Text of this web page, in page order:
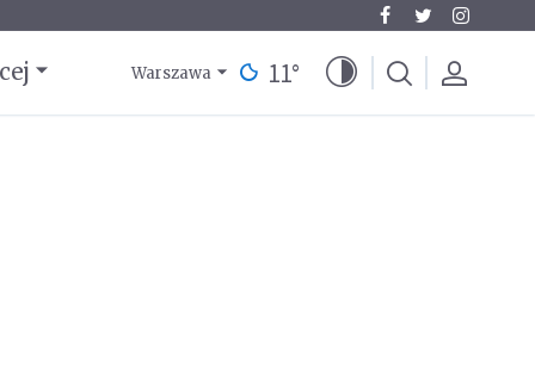
Warszawa 11°